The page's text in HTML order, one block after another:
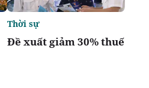
Đề xuất giảm 30% thuế
Thời sự